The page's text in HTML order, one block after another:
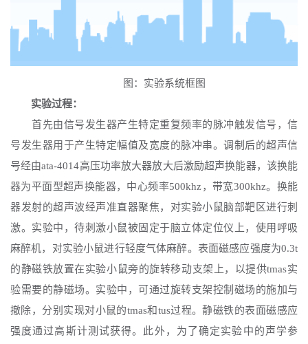
图：实验系统框图
实验过程：
首先由信号发生器产生特定重复频率的脉冲触发信号，信
号发生器用于产生特定幅值及宽度的脉冲串。调制后的超声信
号经由ata-4014高压功率放大器放大后激励超声换能器，该换能
器为平面型超声换能器，中心频率500khz，带宽300khz。换能
器发射的超声波经声准直器聚焦，对实验小鼠脑部靶区进行刺
激。实验中，待刺激小鼠被固定于脑立体定位仪上，使用呼吸
麻醉机，对实验小鼠进行轻度气体麻醉。表面磁感应强度为0.3t
的静磁铁放置在实验小鼠旁的旋转移动支架上，以提供tmas实
验需要的静磁场。实验中，可通过旋转支架控制磁场的施加与
撤除，分别实现对小鼠的tmas和tus过程。静磁铁的表面磁感应
强度通过高斯计测试获得。此外，为了确定实验中的声学参